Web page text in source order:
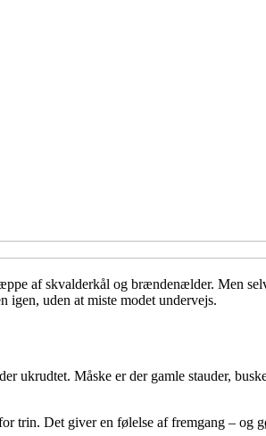
af skvalderkål og brændenælder. Men
uden at miste modet undervejs.
ukrudtet. Måske er der gamle stauder,
trin. Det giver en følelse af fremgang – og